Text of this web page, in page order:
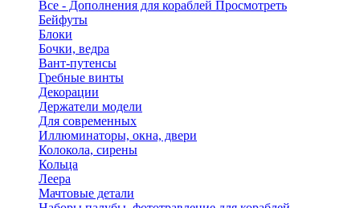
Все - Дополнения для кораблей Просмотреть
Бейфуты
Блоки
Бочки, ведра
Вант-путенсы
Гребные винты
Декорации
Держатели модели
Для современных
Иллюминаторы, окна, двери
Колокола, сирены
Кольца
Леера
Мачтовые детали